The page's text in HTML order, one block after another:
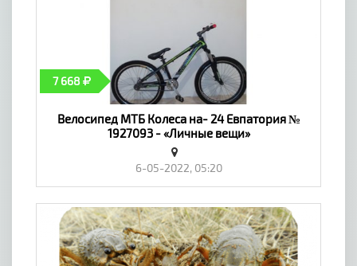
7 668
Велосипед МТБ Колеса на- 24 Евпатория №
1927093 - «Личные вещи»
6-05-2022, 05:20